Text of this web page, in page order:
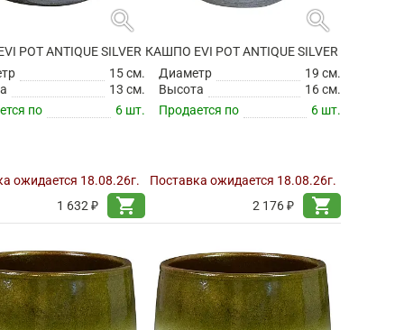
search
POT ANTIQUE SILVER
15 см.
13 см.
по
6 шт.
ожидается 18.08.26г.
1 632 ₽
shopping_cart
search
КАШПО EVI POT ANTIQUE SILVER
Диаметр
19 см.
Высота
16 см.
Продается по
6 шт.
Поставка ожидается 18.08.26г.
2 176 ₽
shopping_cart